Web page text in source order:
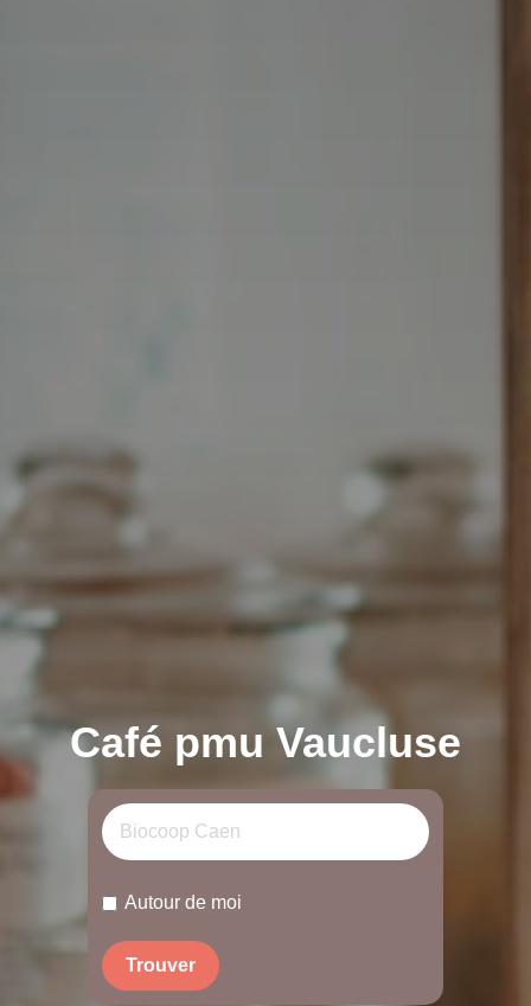
Café pmu Vaucluse
Autour de moi
Trouver